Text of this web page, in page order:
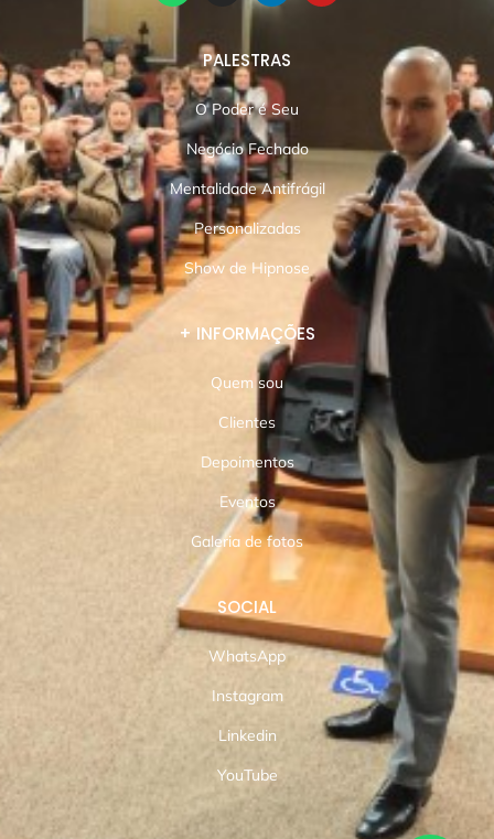
PALESTRAS
O Poder é Seu
Negócio Fechado
Mentalidade Antifrágil
Personalizadas
Show de Hipnose
+ INFORMAÇÕES
Quem sou
Clientes
Depoimentos
Eventos
Galeria de fotos
SOCIAL
WhatsApp
Instagram
Linkedin
YouTube